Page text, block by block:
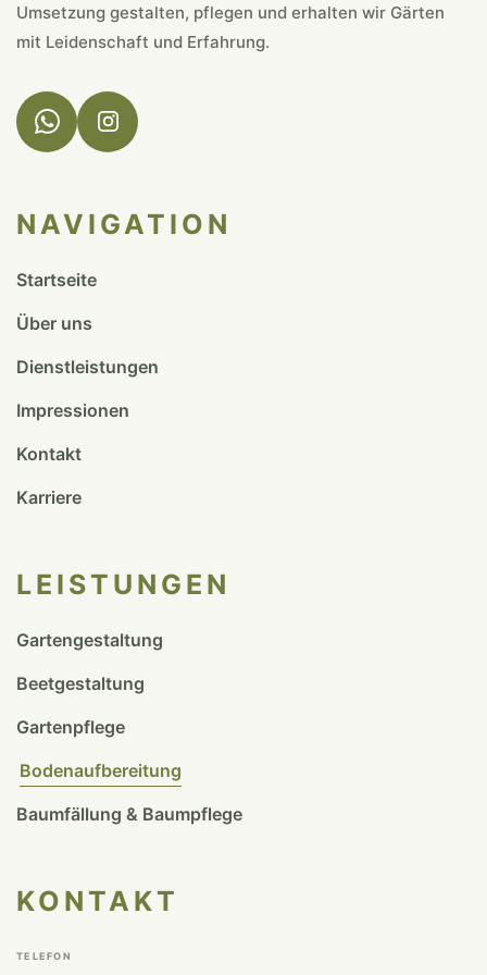
Umsetzung gestalten, pflegen und erhalten wir Gärten
mit Leidenschaft und Erfahrung.
NAVIGATION
Startseite
Über uns
Dienstleistungen
Impressionen
Kontakt
Karriere
LEISTUNGEN
Gartengestaltung
Beetgestaltung
Gartenpflege
Bodenaufbereitung
Baumfällung & Baumpflege
KONTAKT
TELEFON